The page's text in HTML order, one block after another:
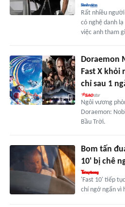
Rất nhiều
có nghệ danh
việc anh tham
Doraemon
Fast X khỏi
chỉ sau 1
Ngôi vương
Doraemon:
Bầu Trời.
Bom tấn
10' bị chê
'Fast 10' tiếp
chí ngớ ngẩn vì